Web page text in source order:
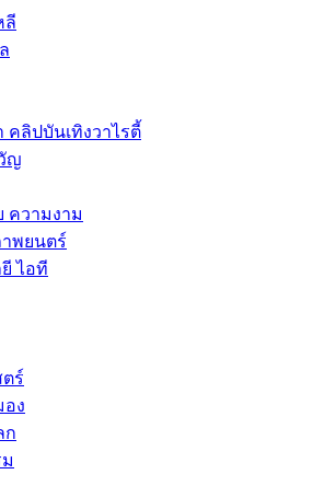
ลี
คลิปบันเทิงวาไรตี้
ญ
ความงาม
พยนตร์
ไอที
ร์
อง
ก